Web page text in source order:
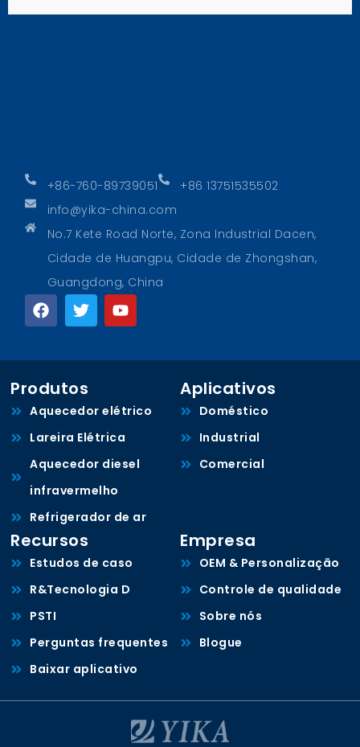
+86-760-89739051
+86 13751535502
info@yika-china.com
No.7 Kete Road Norte, Zona Industrial Dacen,
Cidade de Huangpu, Cidade de Zhongshan,
Guangdong, China
Produtos
Aquecedor elétrico
Lareira Elétrica
Aquecedor diesel
infravermelho
Refrigerador de ar
Aplicativos
Doméstico
Industrial
Comercial
Recursos
Estudos de caso
R&Tecnologia D
PSTI
Perguntas frequentes
Baixar aplicativo
Empresa
OEM & Personalização
Controle de qualidade
Sobre nós
Blogue